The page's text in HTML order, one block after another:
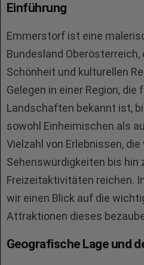
Einführung
Emmerstorf ist eine
Bundesland
Schönheit und kulturellen
Gelegen in einer Region, die
Landschaften bekannt ist,
sowohl Einheimischen als
Vielzahl von Erlebnissen,
Sehenswürdigkeiten bis hin
Freizeitaktivitäten reichen.
wir einen Blick auf die
Attraktionen dieses
Geografische Lage und